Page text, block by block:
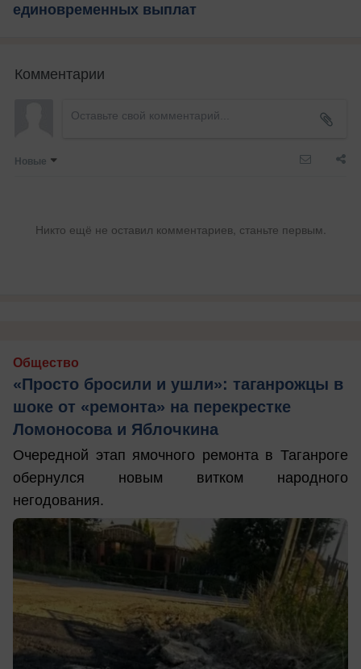
единовременных выплат
Комментарии
Новые
Никто ещё не оставил комментариев, станьте первым.
Общество
«Просто бросили и ушли»: таганрожцы в
шоке от «ремонта» на перекрестке
Ломоносова и Яблочкина
Очередной этап ямочного ремонта в Таганроге
обернулся новым витком народного
негодования.